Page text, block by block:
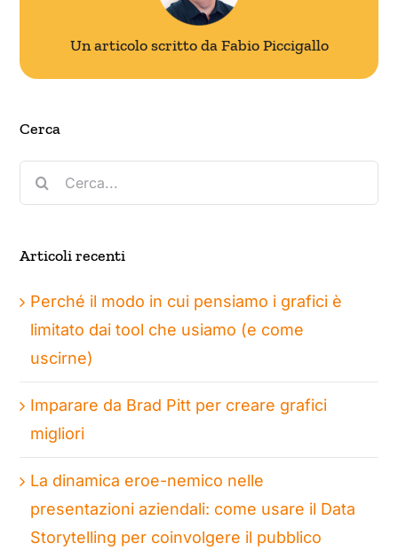
Un articolo scritto da Fabio Piccigallo
Cerca
Cerca
per:
Articoli recenti
Perché il modo in cui pensiamo i grafici è
limitato dai tool che usiamo (e come
uscirne)
Imparare da Brad Pitt per creare grafici
migliori
La dinamica eroe-nemico nelle
presentazioni aziendali: come usare il Data
Storytelling per coinvolgere il pubblico